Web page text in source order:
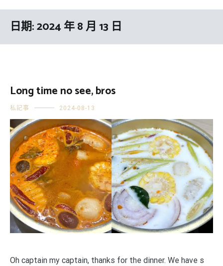
日期:2024 年 8 月 13 日
Long time no see, bros
私記事 2024-08-13
Oh captain my captain, thanks for the dinner. We have s